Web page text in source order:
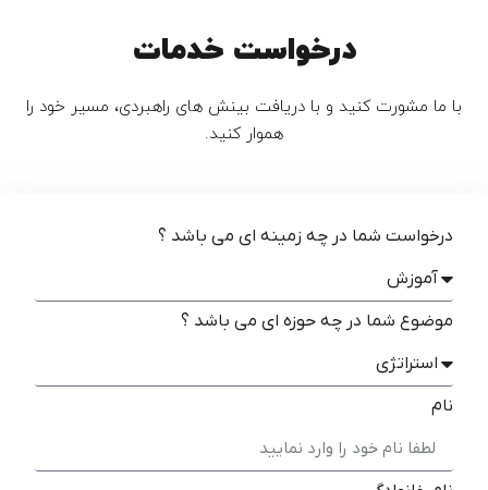
درخواست خدمات
با ما مشورت کنید و با دریافت بینش های راهبردی، مسیر خود را
هموار کنید.
درخواست شما در چه زمینه ای می باشد ؟
موضوع شما در چه حوزه ای می باشد ؟
نام